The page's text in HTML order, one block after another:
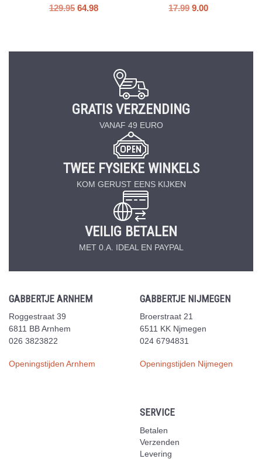
129.95 64.98 17.99 9.00
GRATIS VERZENDING
VANAF 49 EURO
TWEE FYSIEKE WINKELS
KOM GERUST EENS KIJKEN
VEILIG BETALEN
MET 0.A. IDEAL EN PAYPAL
GABBERTJE ARNHEM
Roggestraat 39
6811 BB Arnhem
026 3823822
Openingstijden Arnhem
GABBERTJE NIJMEGEN
Broerstraat 21
6511 KK Njmegen
024 6794831
Openingstijden Nijmegen
SERVICE
Betalen
Verzenden
Levering